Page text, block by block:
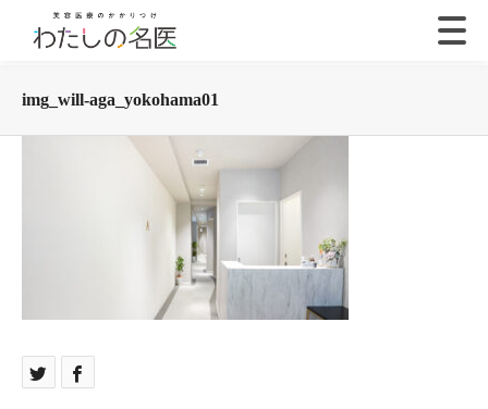
img_will-aga_yokohama01